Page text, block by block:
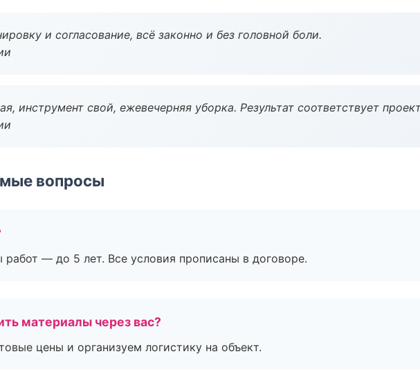
и согласование, всё законно и без головной боли.
инструмент свой, ежевечерняя уборка. Результат соответствует
вопросы
— до 5 лет. Все условия прописаны в договоре.
материалы через вас?
цены и организуем логистику на объект.